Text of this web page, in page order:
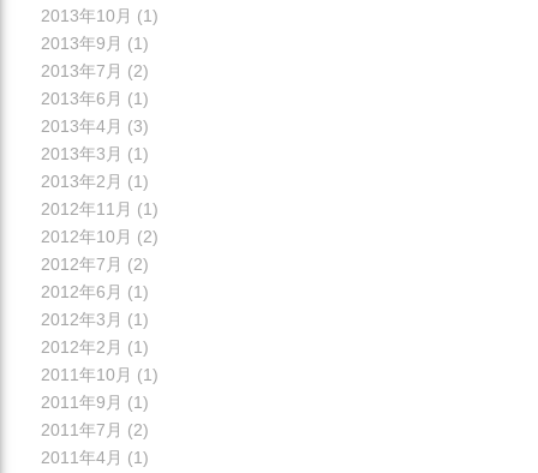
2013年10月 (1)
2013年9月 (1)
2013年7月 (2)
2013年6月 (1)
2013年4月 (3)
2013年3月 (1)
2013年2月 (1)
2012年11月 (1)
2012年10月 (2)
2012年7月 (2)
2012年6月 (1)
2012年3月 (1)
2012年2月 (1)
2011年10月 (1)
2011年9月 (1)
2011年7月 (2)
2011年4月 (1)